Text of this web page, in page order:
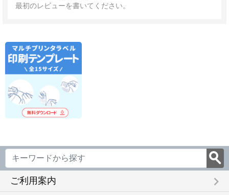
最初のレビューを書いてください。
ご利用案内 keyboard_arrow_right